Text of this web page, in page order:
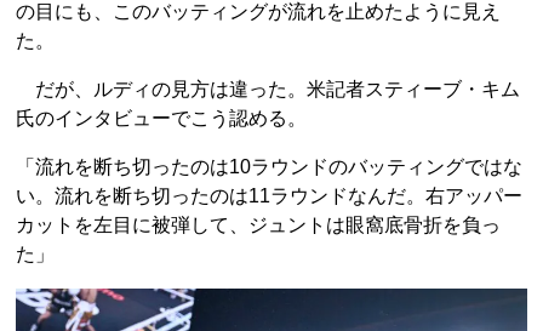
の目にも、このバッティングが流れを止めたように見え
た。
だが、ルディの見方は違った。米記者スティーブ・キム
氏のインタビューでこう認める。
「流れを断ち切ったのは10ラウンドのバッティングではな
い。流れを断ち切ったのは11ラウンドなんだ。右アッパー
カットを左目に被弾して、ジュントは眼窩底骨折を負っ
た」